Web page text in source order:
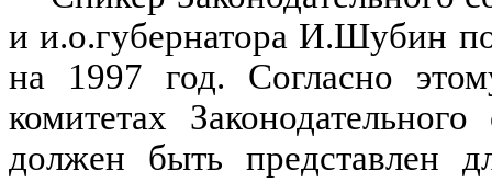
и и.о.губернатора И.Шубин
на 1997 год. Согласно
комитетах
должен быть представлен